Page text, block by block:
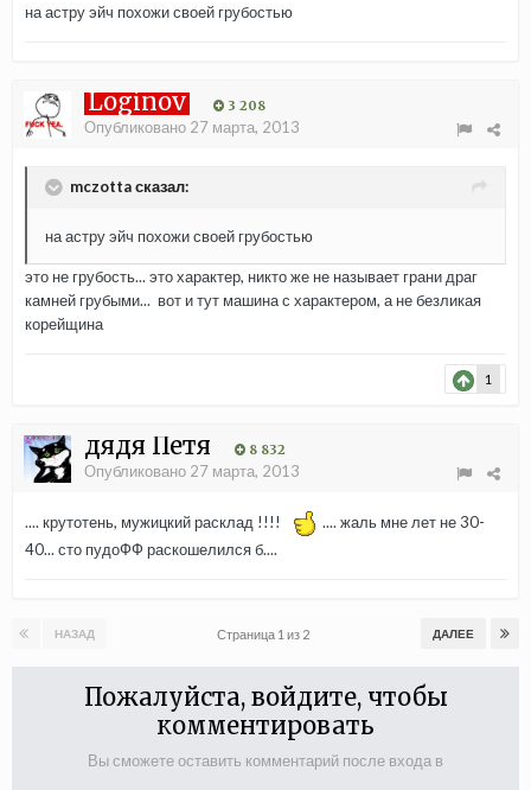
на астру эйч похожи своей грубостью
Loginov 3 208
Опубликовано 27 марта, 2013
mczotta сказал:
на астру эйч похожи своей грубостью
это не грубость... это характер, никто же не называет грани драг
камней грубыми... вот и тут машина с характером, а не безликая
корейщина
1
дядя Петя 8 832
Опубликовано 27 марта, 2013
.... крутотень, мужицкий расклад !!!!
.... жаль мне лет не 30-
40... сто пудоФФ раскошелился б....
НАЗАД ДАЛЕЕ
Страница 1 из 2
Пожалуйста, войдите, чтобы
комментировать
Вы сможете оставить комментарий после входа в